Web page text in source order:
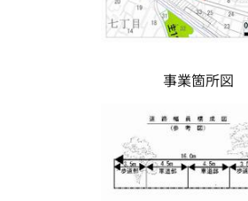
事業箇所図